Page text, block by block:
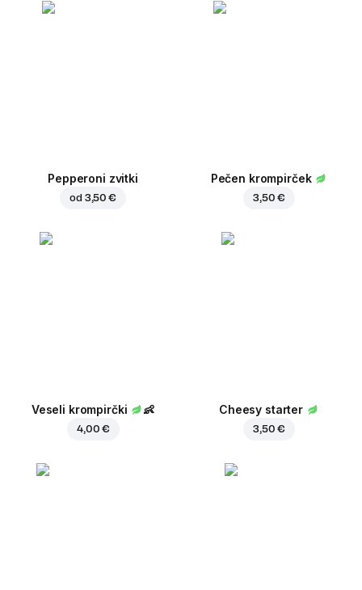
Pepperoni zvitki
od 3,50 €
Pečen krompirček
3,50 €
Veseli krompirčki 👶
4,00 €
Cheesy starter
3,50 €